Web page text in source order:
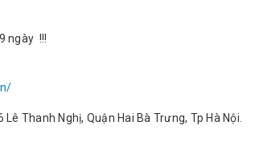
ngày !!!
Thanh Nghị, Quận Hai Bà Trưng, Tp Hà Nội.